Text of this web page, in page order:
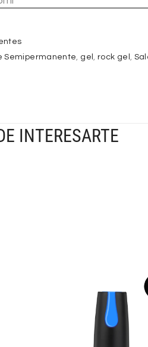
Semipermanente, gel , rock gel ,
INTERESARTE